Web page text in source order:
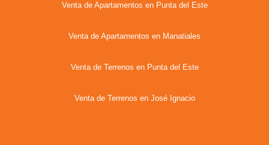
Venta de Apartamentos en Punta del Este
Venta de Apartamentos en Manatiales
Venta de Terrenos en Punta del Este
Venta de Terrenos en José Ignacio